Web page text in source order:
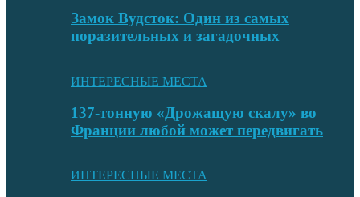
Замок Вудсток: Один из самых
поразительных и загадочных
ИНТЕРЕСНЫЕ МЕСТА
137-тонную «Дрожащую скалу» во
Франции любой может передвигать
ИНТЕРЕСНЫЕ МЕСТА